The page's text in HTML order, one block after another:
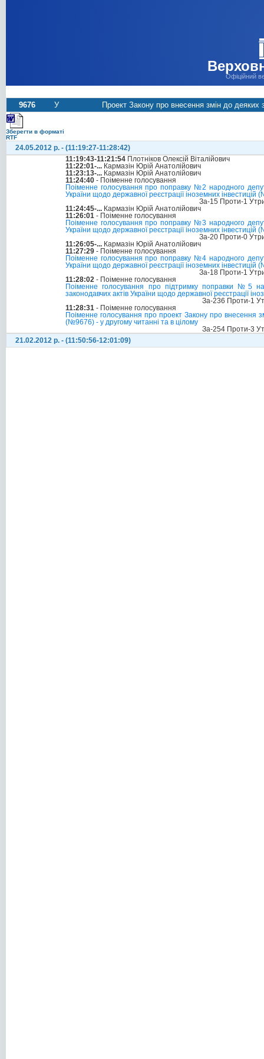
Офіційний
9676 У Проект Закону про внесення змін до деяких
Зберегти в форматі
RTF
24.05.2012 р. - (11:19:27-11:28:42)
11:19:43-11:21:54 Плотніков Олексій Віталійович
11:22:01-... Кармазін Юрій Анатолійович
11:23:13-... Кармазін Юрій Анатолійович
11:24:40 - Поіменне голосування
Поіменне голосування про поправку №2 народного
України щодо державної реєстрації іноземних інвестицій
За-15 Проти-1
11:24:45-... Кармазін Юрій Анатолійович
11:26:01 - Поіменне голосування
Поіменне голосування про поправку №3 народного
України щодо державної реєстрації іноземних інвестицій
За-20 Проти-0
11:26:05-... Кармазін Юрій Анатолійович
11:27:29 - Поіменне голосування
Поіменне голосування про поправку №4 народного
України щодо державної реєстрації іноземних інвестицій
За-18 Проти-1
11:28:02 - Поіменне голосування
Поіменне голосування про підтримку поправки №5
законодавчих актів України щодо державної реєстрації
За-236 Проти-1
11:28:31 - Поіменне голосування
Поіменне голосування про проект Закону про внесення
(№9676) - у другому читанні та в цілому
За-254 Проти-3
21.02.2012 р. - (11:50:56-12:01:09)